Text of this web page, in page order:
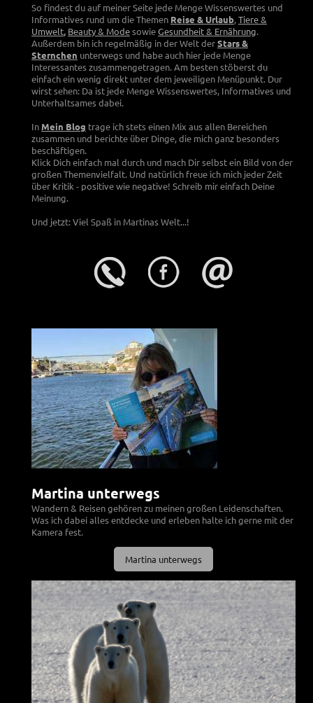
So findest du auf meiner Seite jede Menge Wissenswertes und
Informatives rund um die Themen Reise & Urlaub,Tiere &
Umwelt, Beauty & ModesowieGesundheit & Ernährung.
Außerdem bin ich regelmäßig in der Welt derStars &
Sternchen unterwegs und habe auch hier jede Menge
Interessantes zusammengetragen. Am besten stöberst du
einfach ein wenig direkt unter dem jeweiligen Menüpunkt. Dur
wirst sehen: Da ist jede Menge Wissenswertes, Informatives und
Unterhaltsames dabei.
In Mein Blog trage ich stets einen Mix aus allen Bereichen
zusammen und berichte über Dinge, die mich ganz besonders
beschäftigen.
Klick Dich einfach mal durch und mach Dir selbst ein Bild von der
großen Themenvielfalt. Und natürlich freue ich mich jeder Zeit
über Kritik - positive wie negative! Schreib mir einfach Deine
Meinung.
Und jetzt: Viel Spaß in Martinas Welt...!
Martina unterwegs
Wandern & Reisen gehören zu meinen großen Leidenschaften.
Was ich dabei alles entdecke und erleben halte ich gerne mit der
Kamera fest.
Martina unterwegs